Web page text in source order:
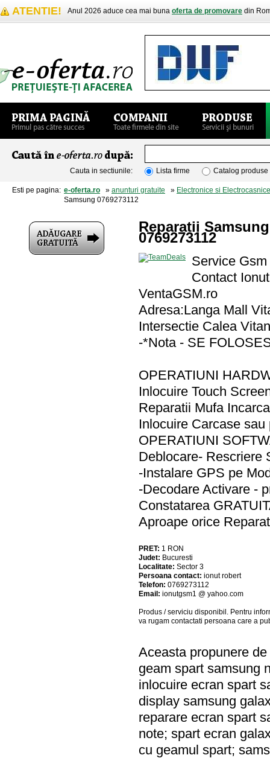
ATENTIE! Anul 2026 aduce cea mai buna oferta de promovare din
Cauta in sectiunile: Lista firme Catalog produse
Esti pe pagina: e-oferta.ro » anunturi gratuite » Electronice si Electrocasnice
Samsung 0769273112
Reparatii
0769273112
Service
Contact
VentaGSM.ro
Adresa:Langa Mall
Intersectie Calea
-*Nota - SE
OPERATIUNI
Inlocuire Touch
Reparatii Mufa
Inlocuire Carcase
OPERATIUNI
Deblocare- Rescriere
-Instalare GPS pe
-Decodare Activare -
Constatarea
Aproape orice
PRET: 1 RON
Judet: Bucuresti
Localitate: Sector 3
Persoana contact: ionut robert
Telefon: 0769273112
Email: ionutgsm1 @ yahoo.com
Produs / serviciu disponibil . Pentru
va rugam contactati persoana care a
Aceasta propunere
geam spart samsung
inlocuire ecran spart
display samsung
reparare ecran spart
note; spart ecran
cu geamul spart;